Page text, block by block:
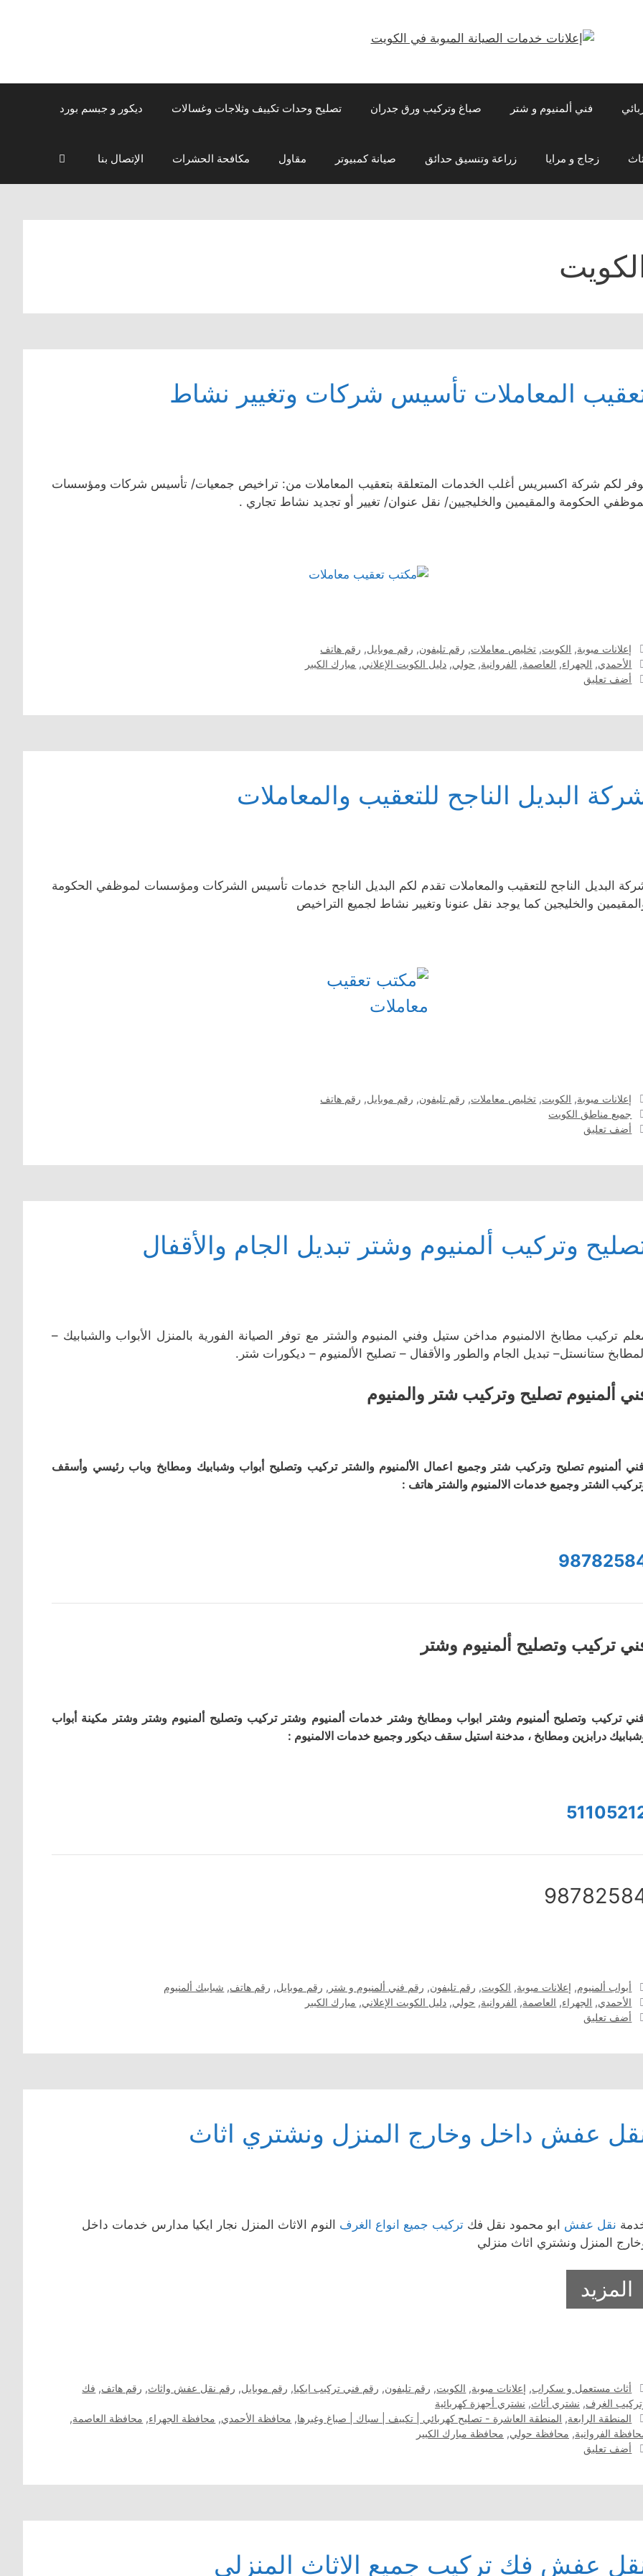
فني ألمنيوم و شتر صباغ وتركيب ورق جدران تصليح وحدات تكييف وثلاجات وغسالات ديكور و جبسم بورد
زجاج و مرايا زراعة وتنسيق حدائق صيانة كمبيوتر مقاول مكافحة الحشرات الإتصال بنا
المعاملات تأسيس شركات وتغيير نشاط
لكم شركة اكسبريس أغلب الخدمات المتعلقة بتعقيب المعاملات من: تراخيص جمعيات/ تأسيس شركات ومؤسسات
الحكومة والمقيمين والخليجيين/ نقل عنوان/ تغيير أو تجديد نشاط تجاري .
التصنيفات
إعلانات مبوبة, الكويت, تخليص معاملات, رقم تليفون, رقم موبايل, رقم هاتف
الوسوم
الأحمدي, الجهراء, العاصمة, الفروانية, حولي, دليل الكويت الإعلاني, مبارك الكبير
أضف تعليق
البديل الناجح للتعقيب والمعاملات
البديل الناجح للتعقيب والمعاملات تقدم لكم البديل الناجح خدمات تأسيس الشركات ومؤسسات لموظفي الحكومة
والخليجين كما يوجد نقل عنونا وتغيير نشاط لجميع التراخيص
التصنيفات
إعلانات مبوبة, الكويت, تخليص معاملات, رقم تليفون, رقم موبايل, رقم هاتف
الوسوم
جميع مناطق الكويت
أضف تعليق
وتركيب ألمنيوم وشتر تبديل الجام والأقفال
تركيب مطابخ الالمنيوم مداخن ستيل وفني المنيوم والشتر مع توفر الصيانة الفورية بالمنزل الأبواب والشبابيك –
ستانستل– تبديل الجام والطور والأقفال – تصليح الألمنيوم – ديكورات شتر.
ألمنيوم تصليح وتركيب شتر والمنيوم
ألمنيوم تصليح وتركيب شتر وجميع اعمال الألمنيوم والشتر تركيب وتصليح أبواب وشبابيك ومطابخ وباب رئيسي وأسقف
الشتر وجميع خدمات الالمنيوم والشتر هاتف :
تركيب وتصليح ألمنيوم وشتر
تركيب وتصليح ألمنيوم وشتر ابواب ومطابخ وشتر خدمات ألمنيوم وشتر تركيب وتصليح ألمنيوم وشتر وشتر مكينة أبواب
درابزين ومطابخ ، مدخنة استيل سقف ديكور وجميع خدمات الالمنيوم :
التصنيفات
أبواب ألمنيوم, إعلانات مبوبة, الكويت, رقم تليفون, رقم فني ألمنيوم و شتر , رقم موبايل, رقم هاتف, شبابيك ألمنيوم
الوسوم
الأحمدي, الجهراء, العاصمة, الفروانية, حولي, دليل الكويت الإعلاني, مبارك الكبير
أضف تعليق
عفش داخل وخارج المنزل ونشتري اثاث
نقل عفش ابو محمود نقل فك تركيب جميع انواع الغرف النوم الاثاث المنزل نجار ايكيا مدارس خدمات داخل
المنزل ونشتري اثاث منزلي
المزيد
التصنيفات
أثاث مستعمل و سكراب, إعلانات مبوبة, الكويت, رقم تليفون, رقم فني تركيب ايكيا, رقم موبايل, رقم نقل عفش واثاث, رقم هاتف, فك
الغرف, نشتري أثاث, نشتري أجهزة كهربائية
الوسوم
المنطقة الرابعة, المنطقة العاشرة - تصليح كهربائي | تكييف | سباك | صباغ وغيرها, محافظة الأحمدي, محافظة الجهراء, محافظة العاصمة,
الفروانية, محافظة حولي, محافظة مبارك الكبير
أضف تعليق
عفش فك تركيب جميع الاثاث المنزلي